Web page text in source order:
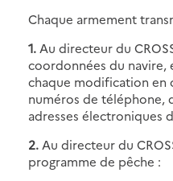
Chaque armement
1. Au directeur du
coordonnées du navire,
chaque modification en
numéros de téléphone,
adresses électroniques
2. Au directeur du
programme de pêche :